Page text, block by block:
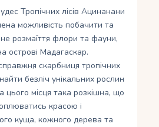
Тропічних лісів Ацинанани
можливість побачити та
розмаїття флори та фауни,
острові Мадагаскар.
скарбниця тропічних
безліч унікальних рослин
цього місця така розкішна, що
красою і
куща, кожного дерева та